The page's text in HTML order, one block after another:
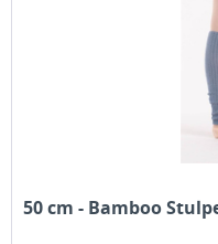
50 cm - Bamboo